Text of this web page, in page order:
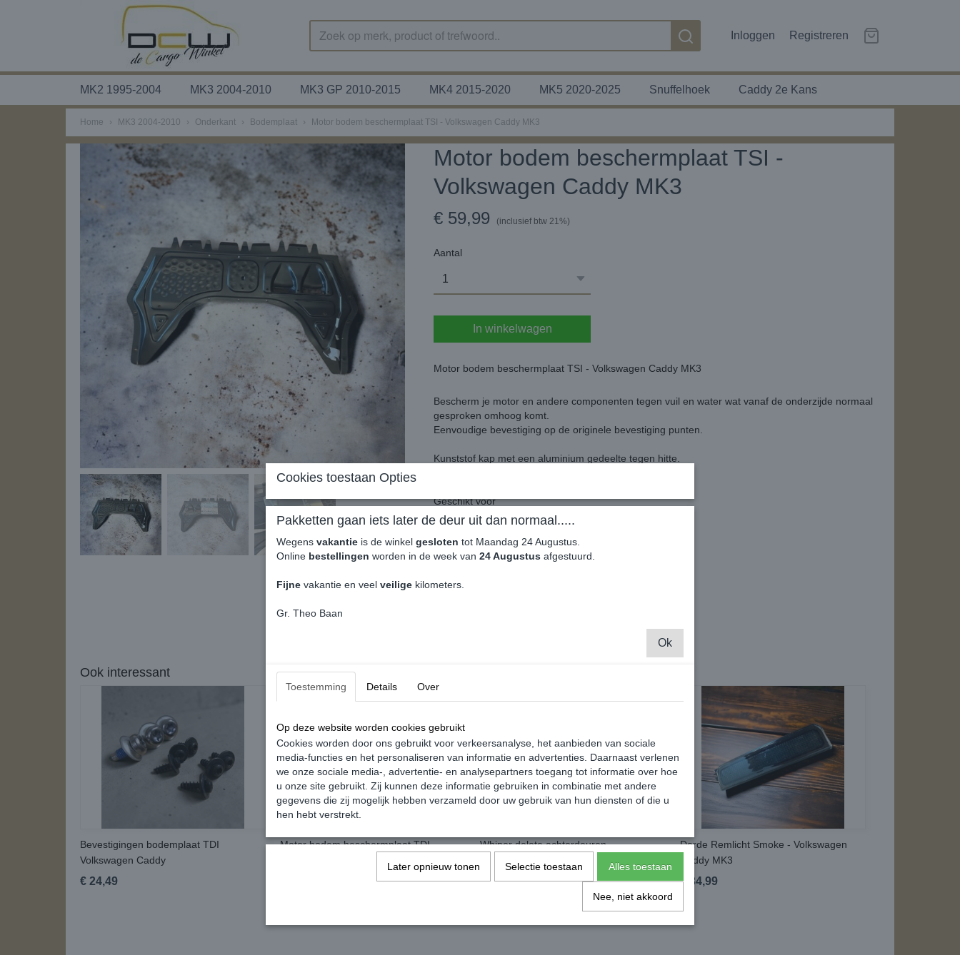
Inloggen Registreren
MK2 1995-2004 MK3 2004-2010 MK3 GP 2010-2015 MK4 2015-2020 MK5 2020-2025 Snuffelhoek Caddy 2e Kans
Home › MK3 2004-2010 › Onderkant › Bodemplaat › Motor bodem beschermplaat TSI - Volkswagen Caddy MK3
Motor bodem beschermplaat TSI -
Volkswagen Caddy MK3
€ 59,99 (inclusief btw 21%)
Aantal
In winkelwagen
Motor bodem beschermplaat TSI - Volkswagen Caddy MK3
Bescherm je motor en andere componenten tegen vuil en water wat vanaf de onderzijde normaal
gesproken omhoog komt.
Eenvoudige bevestiging op de originele bevestiging punten.
Kunststof kap met een aluminium gedeelte tegen hitte.
Geschikt voor
1.2 TSI
1.5 TSI
1.6 TSI
Ook interessant
Bevestigingen bodemplaat TDI
Volkswagen Caddy
€ 24,49
Motor bodem beschermplaat TDI -
Whiper delete achterdeuren -
Volkswagen Caddy MK3 MK4
€ 9,99
Derde Remlicht Smoke - Volkswagen
Caddy MK3
€ 34,99
Cookies toestaan Opties
Pakketten gaan iets later de deur uit dan normaal.....
Wegens vakantie is de winkel gesloten tot Maandag 24 Augustus.
Online bestellingen worden in de week van 24 Augustus afgestuurd.
Fijne vakantie en veel veilige kilometers.
Gr. Theo Baan
Ok
Toestemming Details Over
Op deze website worden cookies gebruikt
Cookies worden door ons gebruikt voor verkeersanalyse, het aanbieden van sociale
media-functies en het personaliseren van informatie en advertenties. Daarnaast verlenen
we onze sociale media-, advertentie- en analysepartners toegang tot informatie over hoe
u onze site gebruikt. Zij kunnen deze informatie gebruiken in combinatie met andere
gegevens die zij mogelijk hebben verzameld door uw gebruik van hun diensten of die u
hen hebt verstrekt.
Later opnieuw tonen Selectie toestaan Alles toestaan
Nee, niet akkoord